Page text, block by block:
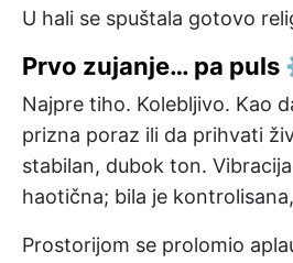
U hali se spuštala gotovo
Prvo zujanje… pa
Najpre tiho. Kolebljivo. Kao
prizna poraz ili da prihvati
stabilan, dubok ton.
haotična; bila je
Prostorijom se prolomio